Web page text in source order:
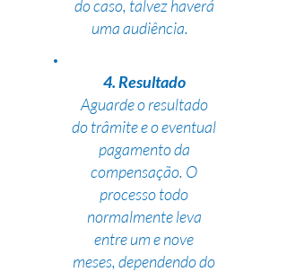
do caso, talvez haverá
uma audiência.
4. Resultado
Aguarde o resultado
do trâmite e o eventual
pagamento da
compensação. O
processo todo
normalmente leva
entre um e nove
meses, dependendo do